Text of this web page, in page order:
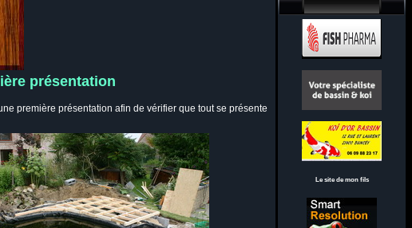
présentation
première présentation afin de vérifier que tout se présente
Le site de mon fils